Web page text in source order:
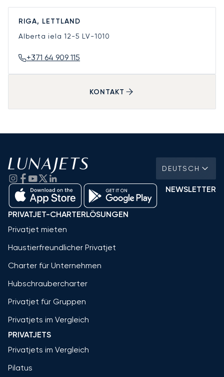
RIGA, LETTLAND
Alberta iela 12-5 LV-1010
+371 64 909 115
KONTAKT
DEUTSCH
NEWSLETTER
PRIVATJET-CHARTERLÖSUNGEN
Privatjet mieten
Haustierfreundlicher Privatjet
Charter für Unternehmen
Hubschraubercharter
Privatjet für Gruppen
Privatjets im Vergleich
PRIVATJETS
Privatjets im Vergleich
Pilatus